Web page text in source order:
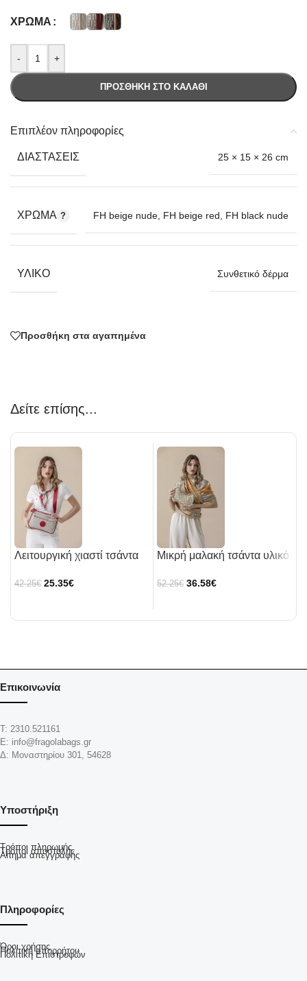
ΧΡΏΜΑ
- +
ΠΡΟΣΘΉΚΗ ΣΤΟ ΚΑΛΆΘΙ
Επιπλέον πληροφορίες
ΔΙΑΣΤΆΣΕΙΣ 25 × 15 × 26 cm
ΧΡΏΜΑ FH beige nude FH beige red FH black nude
ΥΛΙΚΌ Συνθετικό δέρμα
Προσθήκη στα αγαπημένα
Δείτε επίσης...
Λειτουργική χιαστί τσάντα
42.25€ 25.35€
Μικρή μαλακή τσάντα υλικό
52.25€ 36.58€
Πληροφορίες
Όροι χρήσης
Πολιτική απορρήτου
Πολιτική Επιστροφών
Υποστήριξη
Τρόποι πληρωμής
Τρόποι αποστολής
Αίτημα απεγγραφής
Επικοινωνία
Τ: 2310.521161
Ε: info@fragolabags.gr
Δ: Μοναστηρίου 301, 54628